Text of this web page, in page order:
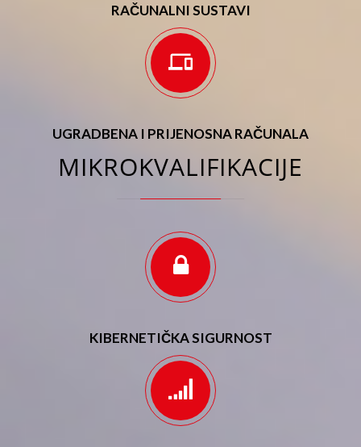
RAČUNALNI SUSTAVI
UGRADBENA I PRIJENOSNA RAČUNALA
MIKROKVALIFIKACIJE
KIBERNETIČKA SIGURNOST